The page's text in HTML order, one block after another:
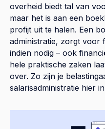
overheid biedt tal van
maar het is aan een
profijt uit te halen. Een
administratie, zorgt voor
indien nodig – ook
hele praktische zaken
over. Zo zijn je
salarisadministratie hier